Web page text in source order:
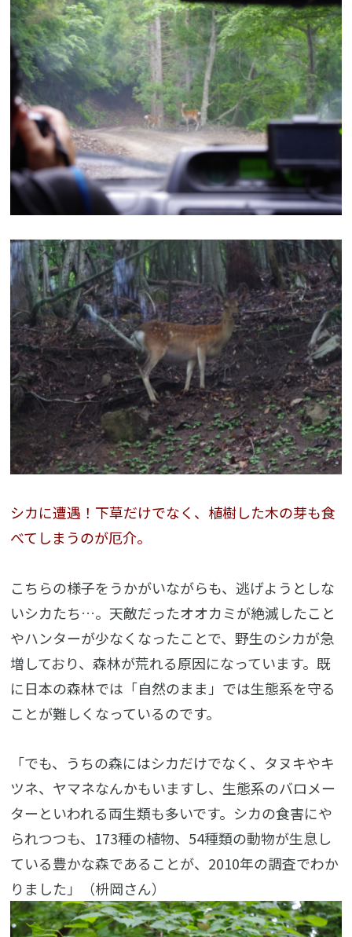
シカに遭遇！下草だけでなく、植樹した木の芽も食
べてしまうのが厄介。
こちらの様子をうかがいながらも、逃げようとしな
いシカたち…。天敵だったオオカミが絶滅したこと
やハンターが少なくなったことで、野生のシカが急
増しており、森林が荒れる原因になっています。既
に日本の森林では「自然のまま」では生態系を守る
ことが難しくなっているのです。
「でも、うちの森にはシカだけでなく、タヌキやキ
ツネ、ヤマネなんかもいますし、生態系のバロメー
ターといわれる両生類も多いです。シカの食害にや
られつつも、173種の植物、54種類の動物が生息し
ている豊かな森であることが、2010年の調査でわか
りました」（枡岡さん）